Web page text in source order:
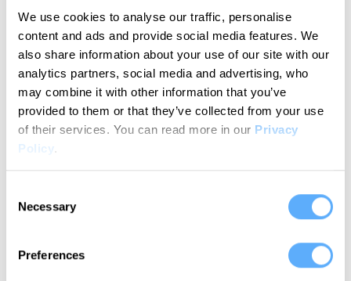
We use cookies to analyse our traffic, personalise
content and ads and provide social media features. We
also share information about your use of our site with our
analytics partners, social media and advertising, who
may combine it with other information that you’ve
provided to them or that they’ve collected from your use
of their services. You can read more in our Privacy
Policy.
Selection
Necessary
Preferences
Wie funktioniert die
Zeiterfassung für
Forecast mit Memtime?
In einfachen Schritten zu deinem Workflow